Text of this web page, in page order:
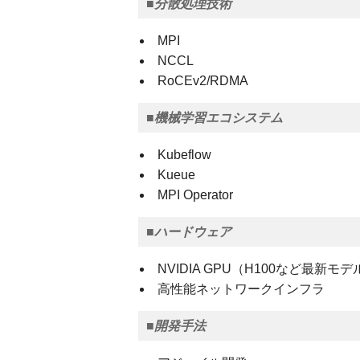
■分散処理技術
MPI
NCCL
RoCEv2/RDMA
■機械学習エコシステム
Kubeflow
Kueue
MPI Operator
■ハードウェア
NVIDIA GPU（H100など最新モデ
高性能ネットワークインフラ
■開発手法